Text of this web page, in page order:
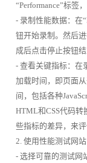
“Performance”标签
- 录制性能数据：在
钮开始录制。然后
成后点击停止按钮结
- 查看关键指标：在
加载时间，即页面
间，包括各种
HTML和CSS代码
些指标的差异，来评
2. 使用性能测试网站
- 选择可靠的测试网